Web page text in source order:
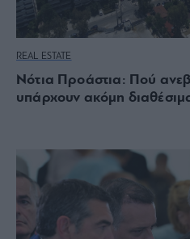
REAL ESTATE
Νότια Προάστια: Πού
υπάρχουν ακόμη